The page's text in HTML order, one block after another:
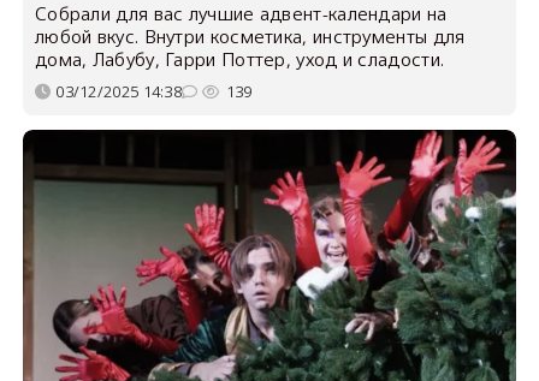
Собрали для вас лучшие адвент-календари на
любой вкус. Внутри косметика, инструменты для
дома, Лабубу, Гарри Поттер, уход и сладости.
03/12/2025 14:38 139